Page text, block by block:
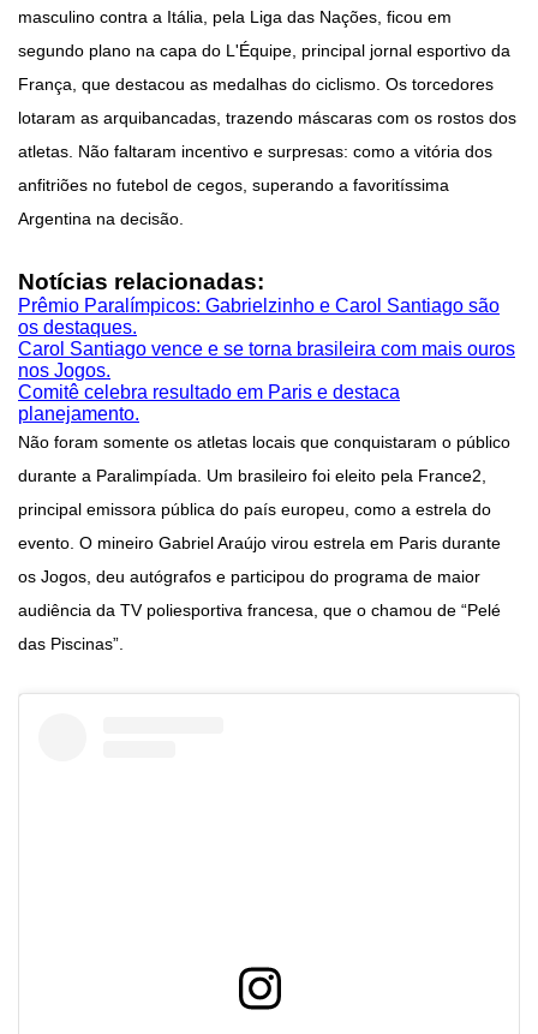
masculino contra a Itália, pela Liga das Nações, ficou em
segundo plano na capa do L'Équipe, principal jornal esportivo da
França, que destacou as medalhas do ciclismo. Os torcedores
lotaram as arquibancadas, trazendo máscaras com os rostos dos
atletas. Não faltaram incentivo e surpresas: como a vitória dos
anfitriões no futebol de cegos, superando a favoritíssima
Argentina na decisão.
Notícias relacionadas:
Prêmio Paralímpicos: Gabrielzinho e Carol Santiago são
os destaques.
Carol Santiago vence e se torna brasileira com mais ouros
nos Jogos.
Comitê celebra resultado em Paris e destaca
planejamento.
Não foram somente os atletas locais que conquistaram o público
durante a Paralimpíada. Um brasileiro foi eleito pela France2,
principal emissora pública do país europeu, como a estrela do
evento. O mineiro Gabriel Araújo virou estrela em Paris durante
os Jogos, deu autógrafos e participou do programa de maior
audiência da TV poliesportiva francesa, que o chamou de “Pelé
das Piscinas”.